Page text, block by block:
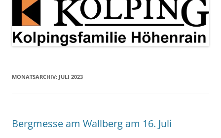
MONATSARCHIV: JULI 2023
Bergmesse am Wallberg am 16. Juli